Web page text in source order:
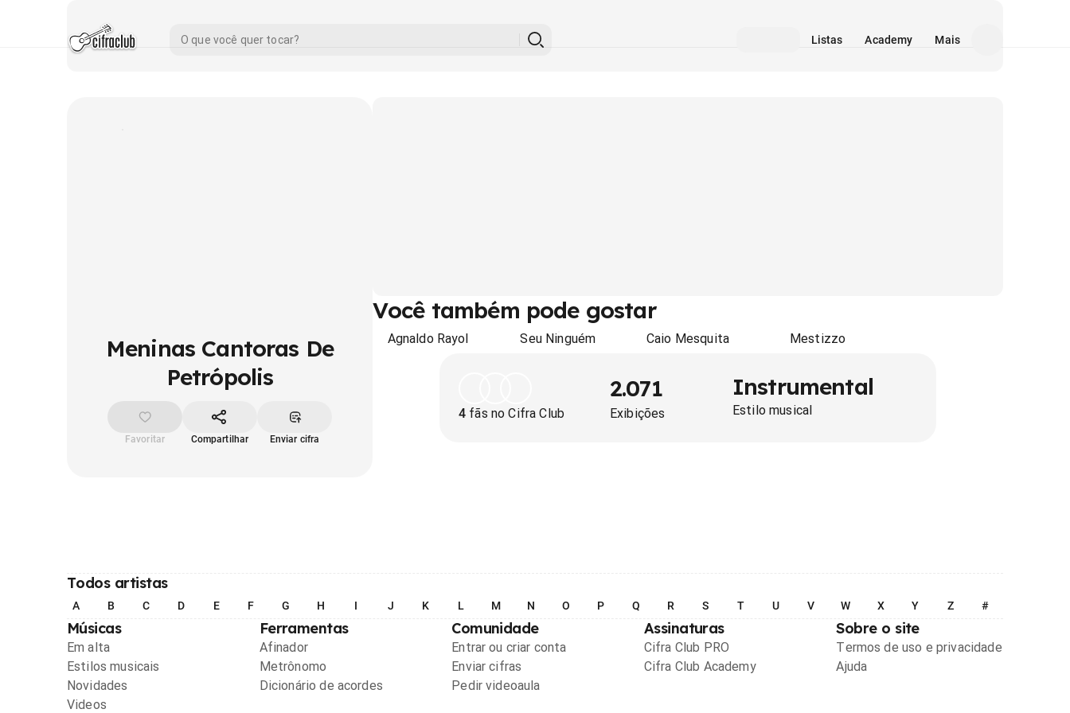
Listas Academy Mais
Meninas Cantoras De
Petrópolis
Favoritar Compartilhar Enviar cifra
Você também pode gostar
Agnaldo Rayol Seu Ninguém Caio Mesquita Mestizzo
4 fãs no Cifra Club
2.071
Exibições
Instrumental
Estilo musical
Todos artistas
A B C D E F G H I J K L M N O P Q R S T U V W X Y Z #
Músicas
Em alta
Estilos musicais
Novidades
Videos
Ferramentas
Afinador
Metrônomo
Dicionário de acordes
Comunidade
Entrar ou criar conta
Enviar cifras
Pedir videoaula
Assinaturas
Cifra Club PRO
Cifra Club Academy
Sobre o site
Termos de uso e privacidade
Ajuda